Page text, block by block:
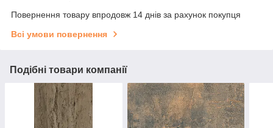
Повернення товару впродовж 14 днів за рахунок покупця
Всі умови повернення
Подібні товари компанії